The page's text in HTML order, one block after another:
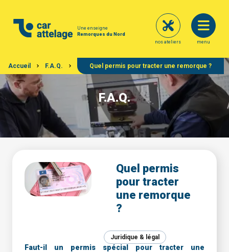
Une enseigne
Remorques du Nord
menu
nos ateliers
F.A.Q.
Accueil F.A.Q. Quel permis pour tracter une remorque ?
Quel permis
pour tracter
une remorque
?
Juridique & légal
Faut-il un permis spécial pour tracter une